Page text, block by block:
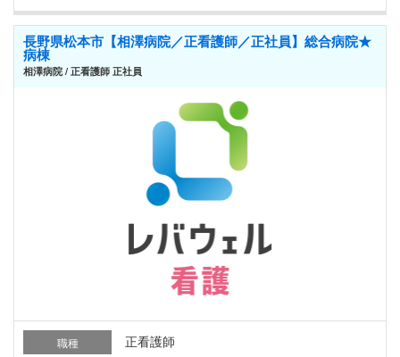
長野県松本市【相澤病院／正看護師／正社員】総合病院★
病棟
相澤病院 / 正看護師 正社員
職種 正看護師